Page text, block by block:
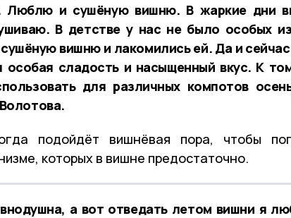
Люблю и сушёную вишню. В жаркие дни
В детстве у нас не было особых
вишню и лакомились ей. Да и
особая сладость и насыщенный вкус. К
для различных компотов
подойдёт вишнёвая пора, чтобы
которых в вишне предостаточно.
а вот отведать летом вишни я